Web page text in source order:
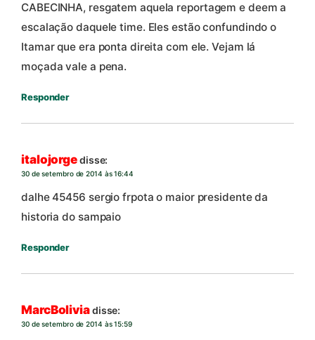
CABECINHA, resgatem aquela reportagem e deem a
escalação daquele time. Eles estão confundindo o
Itamar que era ponta direita com ele. Vejam lá
moçada vale a pena.
Responder
italojorgedisse:
30 de setembro de 2014 às 16:44
dalhe 45456 sergio frpota o maior presidente da
historia do sampaio
Responder
MarcBoliviadisse:
30 de setembro de 2014 às 15:59